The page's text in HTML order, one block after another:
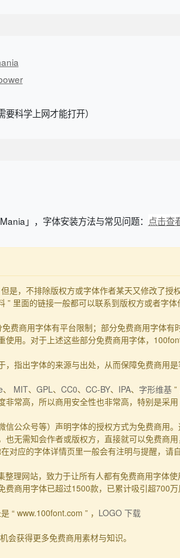
要科学上网才能打开）
」，字体安装方法与常见问题： 点击查
，不排除版权方或字体作者某天又修改了授
里面的链接一般都可以联系到版权方或者字体
费商用字体有平台限制；部分免费商用字体
用。对于上述这些部分免费商用字体，
指出字体的来源与出处，从而保障免费商用是
、 MIT、 GPL 、 CC0、 CC-BY、 IPA、 字形维基
常高，所以商用安全性也非常高，特别是采用
公众号等）声明字体的授权方式为免费商用
无需知会作者或版权方，直接就可以免费商
应的字体详情页里一般会有注明与提醒，请
理网站，致力于让所有人都有免费商用字体
商用字体已超过1500款，已累计吸引超700万
“ www.100font.com ” ， LOGO 下载
会获得更多免费商用素材与知识。